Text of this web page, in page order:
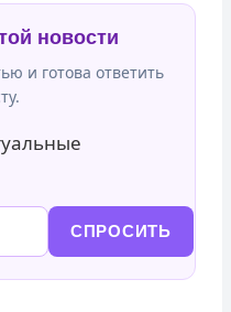
новости
и готова ответить
СПРОСИТЬ